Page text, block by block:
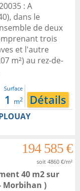
: A
dans le
de deux
trois
et l'autre
m²) au rez-de-
Surface
1 m2 Détails
194 585 €
soit 4860 €/m²
40 m2sur
Morbihan )